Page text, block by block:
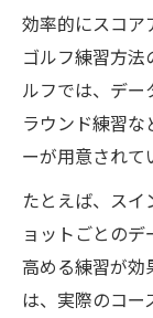
効率的にスコア
ゴルフ練習方
ルフでは、デ
ラウンド練習
ーが用意されて
たとえば、ス
ョットごとの
高める練習が効
は、実際のコ